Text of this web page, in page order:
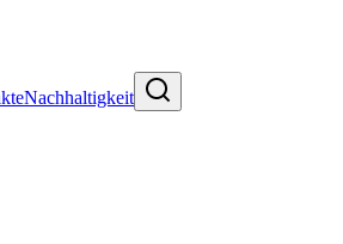
Nachhaltigkeit